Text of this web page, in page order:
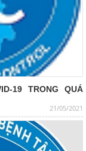
21/05/2021
19 TRONG QUÁ